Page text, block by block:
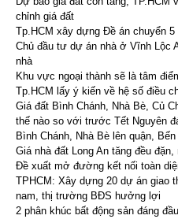
chỉnh giá đất
Tp.HCM xây dựng Đề án chuyển 5
Chủ đầu tư dự án nhà ở Vĩnh Lộc
nhà
Khu vực ngoại thành sẽ là tâm
Tp.HCM lấy ý kiến về hệ số điều
Giá đất Bình Chánh, Nhà Bè, Củ
thế nào so với trước Tết Nguyên
Bình Chánh, Nhà Bè lên quận,
Giá nhà đất Long An tăng đều
Đề xuất mở đường kết nối toàn
TPHCM: Xây dựng 20 dự án giao
nam, thị trường BĐS hưởng lợi
2 phân khúc bất động sản đáng